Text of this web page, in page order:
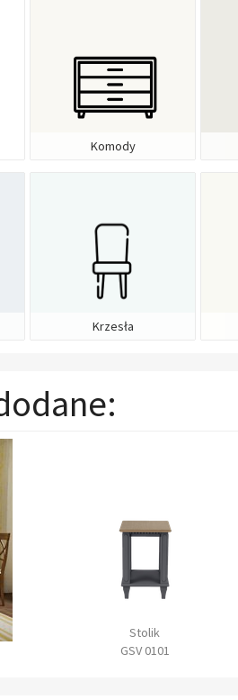
Komody
Krzesła
Stolik 1sz
GSV 0100